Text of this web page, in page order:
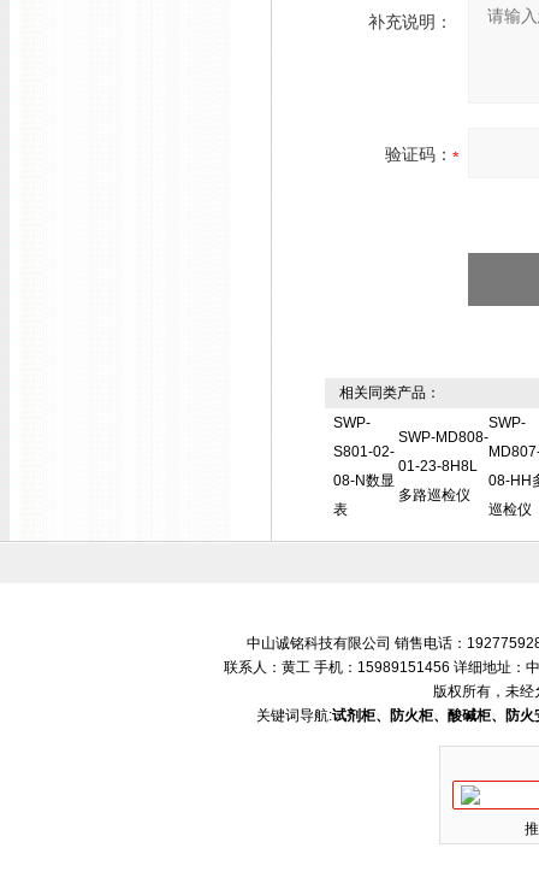
补充说明：
验证码：
相关同类产品：
SWP-
S801-02-
08-N数显
表
SWP-MD808-
01-23-8H8L
多路巡检仪
SWP-
08-HH
巡检仪
中山诚铭科技有限公司 销售电话：
联系人：黄工 手机：15989151456 详细地址：
版权所有，未经
关键词导航:试剂柜、防火柜、酸碱柜、防